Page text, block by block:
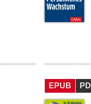
EPUB